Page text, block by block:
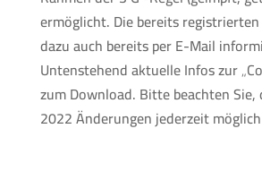
ermöglicht. Die bereits
dazu auch bereits per E-Mail
Untenstehend aktuelle Infos zur
zum Download. Bitte beachten Sie,
2022 Änderungen jederzeit